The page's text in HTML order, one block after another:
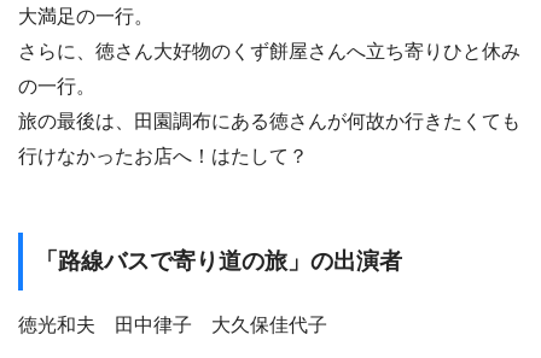
大満足の一行。
さらに、徳さん大好物のくず餅屋さんへ立ち寄りひと休み
の一行。
旅の最後は、田園調布にある徳さんが何故か行きたくても
行けなかったお店へ！はたして？
「路線バスで寄り道の旅」の出演者
徳光和夫 田中律子 大久保佳代子